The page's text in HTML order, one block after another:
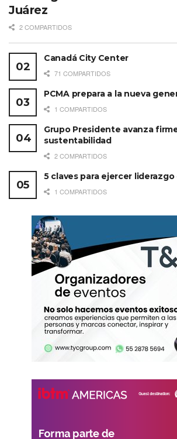
Juárez
2 COMPARTIDOS
Canadá City Center
71 COMPARTIDOS
PCMA prepara a la nueva
1 COMPARTIDOS
Grupo Presidente avanza
sustentabilidad
2 COMPARTIDOS
5 claves para ejercer
1 COMPARTIDOS